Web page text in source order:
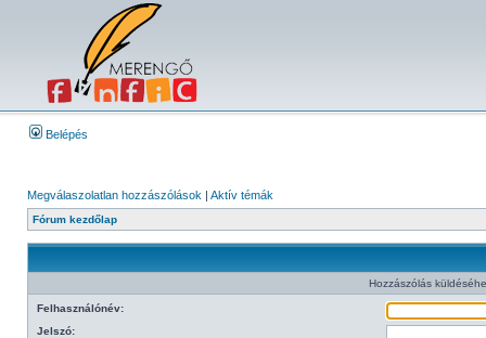
Belépés
Megválaszolatlan hozzászólások | Aktív témák
Fórum kezdőlap
Hozzászólás
Felhasználónév:
Jelszó: